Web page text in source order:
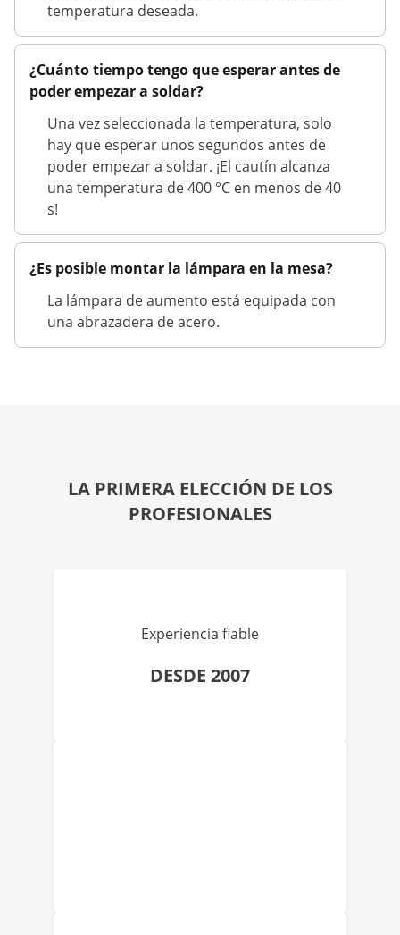
temperatura deseada.
¿Cuánto tiempo tengo que esperar antes de
poder empezar a soldar?
Una vez seleccionada la temperatura, solo
hay que esperar unos segundos antes de
poder empezar a soldar. ¡El cautín alcanza
una temperatura de 400 °C en menos de 40
s!
¿Es posible montar la lámpara en la mesa?
La lámpara de aumento está equipada con
una abrazadera de acero.
LA PRIMERA ELECCIÓN DE LOS
PROFESIONALES
Experiencia fiable
DESDE 2007